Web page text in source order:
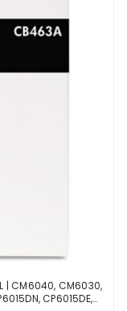
| CM6040, CM6030,
CP6015DE,